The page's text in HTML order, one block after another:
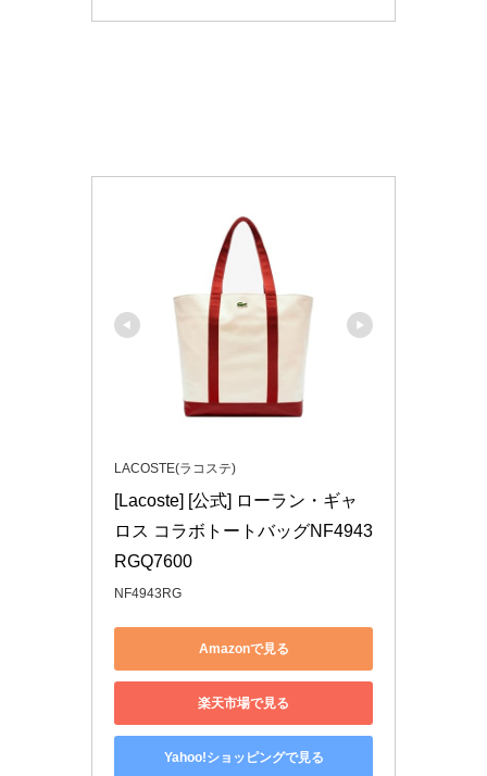
LACOSTE(ラコステ)
[Lacoste] [公式] ローラン・ギャ
ロス コラボトートバッグNF4943
RGQ7600
NF4943RG
Amazonで見る
楽天市場で見る
Yahoo!ショッピングで見る